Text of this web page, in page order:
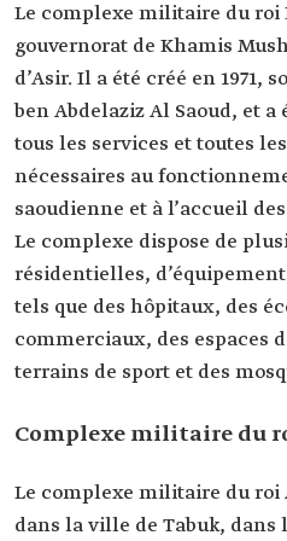
Le complexe militaire du roi
gouvernorat de Khamis
d’Asir. Il a été créé en 1971,
ben Abdelaziz Al Saoud, et
tous les services et toutes
nécessaires au
saoudienne et à l’accueil
Le complexe dispose de
résidentielles,
tels que des hôpitaux, des
commerciaux, des espaces
terrains de sport et des
Complexe militaire du
Le complexe militaire du roi
dans la ville de Tabuk, dans